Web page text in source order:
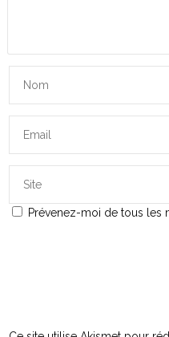
Prévenez-moi de tous les